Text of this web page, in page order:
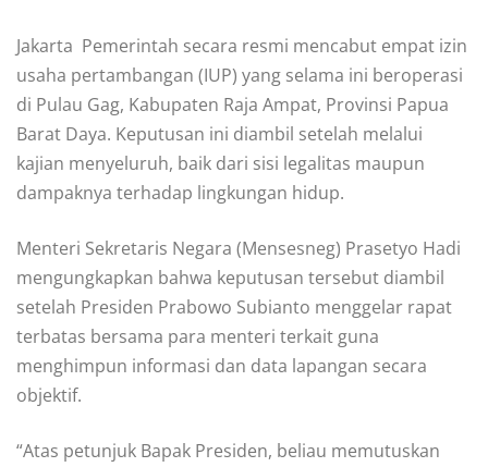
Jakarta  Pemerintah secara resmi mencabut empat izin
usaha pertambangan (IUP) yang selama ini beroperasi
di Pulau Gag, Kabupaten Raja Ampat, Provinsi Papua
Barat Daya. Keputusan ini diambil setelah melalui
kajian menyeluruh, baik dari sisi legalitas maupun
dampaknya terhadap lingkungan hidup.
Menteri Sekretaris Negara (Mensesneg) Prasetyo Hadi
mengungkapkan bahwa keputusan tersebut diambil
setelah Presiden Prabowo Subianto menggelar rapat
terbatas bersama para menteri terkait guna
menghimpun informasi dan data lapangan secara
objektif.
“Atas petunjuk Bapak Presiden, beliau memutuskan